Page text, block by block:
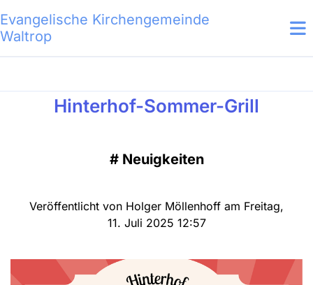
Evangelische Kirchengemeinde
Waltrop
Hinterhof-Sommer-Grill
# Neuigkeiten
Veröffentlicht von Holger Möllenhoff am Freitag,
11. Juli 2025 12:57